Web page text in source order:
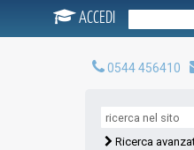
ACCEDI
0544 456410
Ricerca